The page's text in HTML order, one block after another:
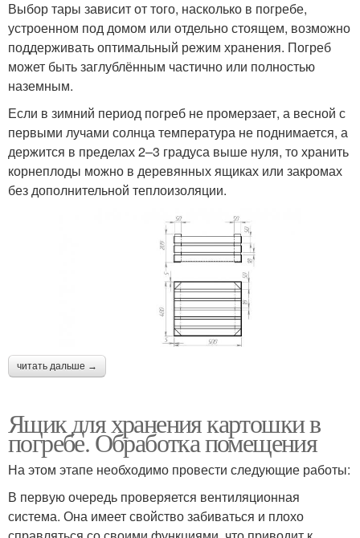
Выбор тары зависит от того, насколько в погребе,
устроенном под домом или отдельно стоящем, возможно
поддерживать оптимальный режим хранения. Погреб
может быть заглублённым частично или полностью
наземным.
Если в зимний период погреб не промерзает, а весной с
первыми лучами солнца температура не поднимается, а
держится в пределах 2–3 градуса выше нуля, то хранить
корнеплоды можно в деревянных ящиках или закромах
без дополнительной теплоизоляции.
читать дальше →
Ящик для хранения картошки в
погребе. Обработка помещения
На этом этапе необходимо провести следующие работы:
В первую очередь проверяется вентиляционная
система. Она имеет свойство забиваться и плохо